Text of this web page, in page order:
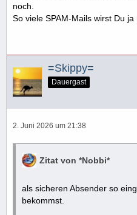
noch.
So viele SPAM-Mails wirst Du
=Skippy=
Dauergast
2. Juni 2026 um 21:38
Zitat von *Nobbi*
als sicheren Absender so
bekommst.